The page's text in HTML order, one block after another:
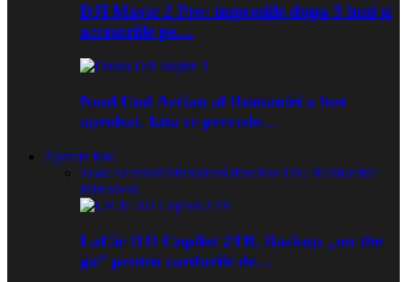
DJI Mavic 2 Pro: impresiile dupa 3 luni si
accesoriile pe…
Noul Cod Aerian al Romaniei a fost
aprobat. Iata ce prevede…
Aparate foto
ToateAccesoriiMirrorlessObiective DSLRObiective
Mirrorless
LaCie DJI Copilot 2TB. Backup „on the
go” pentru cardurile de…